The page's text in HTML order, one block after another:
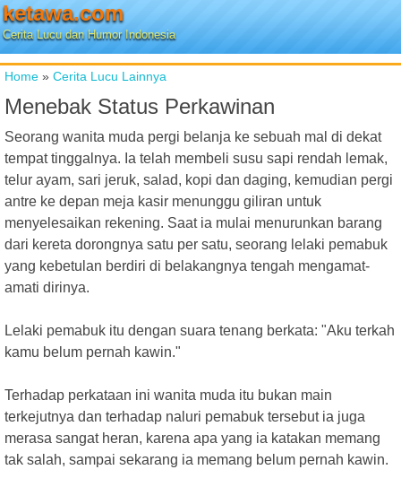
ketawa.com
Cerita Lucu dan Humor Indonesia
Home » Cerita Lucu Lainnya
Menebak Status Perkawinan
Seorang wanita muda pergi belanja ke sebuah mal di dekat
tempat tinggalnya. Ia telah membeli susu sapi rendah lemak,
telur ayam, sari jeruk, salad, kopi dan daging, kemudian pergi
antre ke depan meja kasir menunggu giliran untuk
menyelesaikan rekening. Saat ia mulai menurunkan barang
dari kereta dorongnya satu per satu, seorang lelaki pemabuk
yang kebetulan berdiri di belakangnya tengah mengamat-
amati dirinya.
Lelaki pemabuk itu dengan suara tenang berkata: "Aku terkah
kamu belum pernah kawin."
Terhadap perkataan ini wanita muda itu bukan main
terkejutnya dan terhadap naluri pemabuk tersebut ia juga
merasa sangat heran, karena apa yang ia katakan memang
tak salah, sampai sekarang ia memang belum pernah kawin.